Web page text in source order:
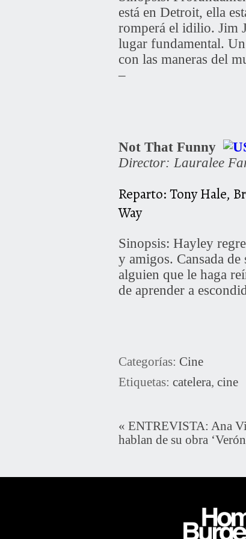
está en Detroit, ella
romperá el idilio. Jim
lugar fundamental.
con las maneras del
–
Not That Funny
Director: Lauralee
Reparto: Tony Hale,
Way
Sinopsis: Hayley
y amigos. Cansada
alguien que le haga
de aprender a
Categorías: Cine
Etiquetas: catelera, cine
« ENTREVISTA: Ana
hablan de su obra